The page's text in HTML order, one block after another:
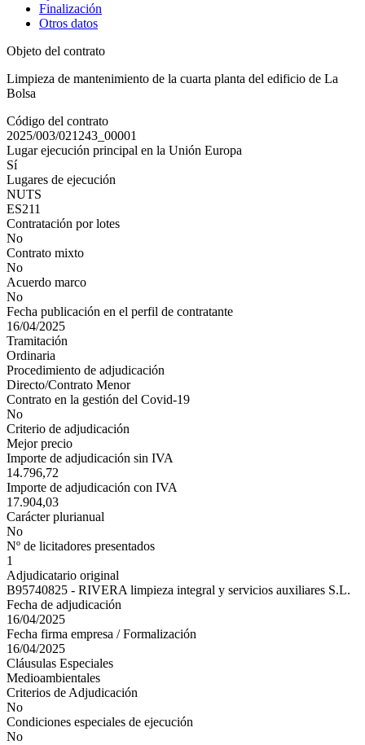
Finalización
Otros datos
Objeto del contrato
Limpieza de mantenimiento de la cuarta planta del edificio de La
Bolsa
Código del contrato
2025/003/021243_00001
Lugar ejecución principal en la Unión Europa
Sí
Lugares de ejecución
NUTS
ES211
Contratación por lotes
No
Contrato mixto
No
Acuerdo marco
No
Fecha publicación en el perfil de contratante
16/04/2025
Tramitación
Ordinaria
Procedimiento de adjudicación
Directo/Contrato Menor
Contrato en la gestión del Covid-19
No
Criterio de adjudicación
Mejor precio
Importe de adjudicación sin IVA
14.796,72
Importe de adjudicación con IVA
17.904,03
Carácter plurianual
No
Nº de licitadores presentados
1
Adjudicatario original
B95740825 - RIVERA limpieza integral y servicios auxiliares S.L.
Fecha de adjudicación
16/04/2025
Fecha firma empresa / Formalización
16/04/2025
Cláusulas Especiales
Medioambientales
Criterios de Adjudicación
No
Condiciones especiales de ejecución
No